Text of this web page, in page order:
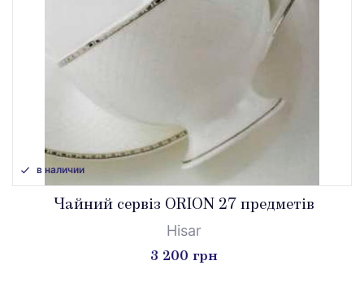
в наличии
Чайний сервіз ORION 27 предметів
Hisar
3 200 грн